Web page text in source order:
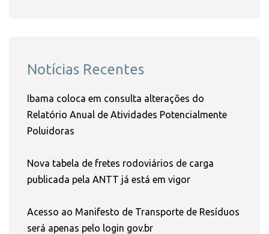
Notícias Recentes
Ibama coloca em consulta alterações do
Relatório Anual de Atividades Potencialmente
Poluidoras
Nova tabela de fretes rodoviários de carga
publicada pela ANTT já está em vigor
Acesso ao Manifesto de Transporte de Resíduos
será apenas pelo login gov.br